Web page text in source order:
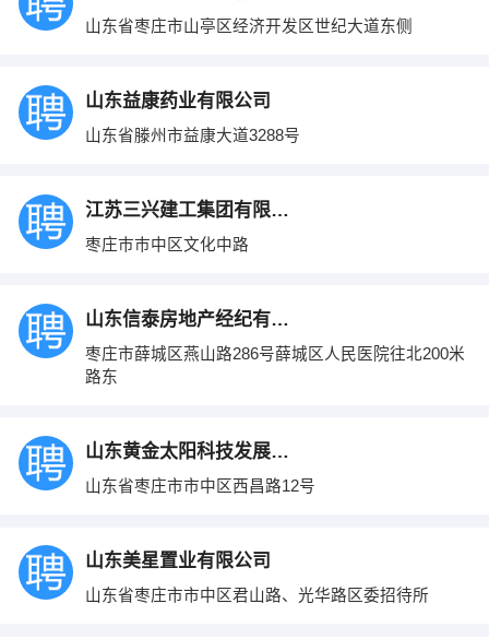
山东省枣庄市山亭区经济开发区世纪大道东侧
山东益康药业有限公司
山东省滕州市益康大道3288号
江苏三兴建工集团有限公司
枣庄巿巿中区文化中路
山东信泰房地产经纪有限公司
枣庄市薛城区燕山路286号薛城区人民医院往北200米
路东
山东黄金太阳科技发展有限公司
山东省枣庄市市中区西昌路12号
山东美星置业有限公司
山东省枣庄市市中区君山路、光华路区委招待所